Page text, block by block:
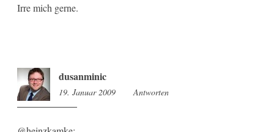
Irre mich gerne.
dusanminic
19. Januar 2009 15:59
Antworten